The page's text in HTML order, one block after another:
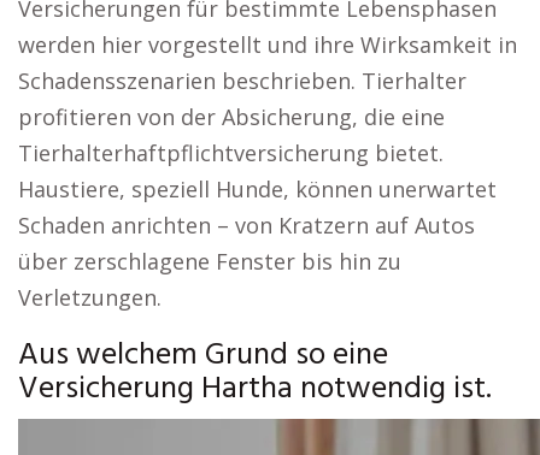
Versicherungen für bestimmte Lebensphasen
werden hier vorgestellt und ihre Wirksamkeit in
Schadensszenarien beschrieben. Tierhalter
profitieren von der Absicherung, die eine
Tierhalterhaftpflichtversicherung bietet.
Haustiere, speziell Hunde, können unerwartet
Schaden anrichten – von Kratzern auf Autos
über zerschlagene Fenster bis hin zu
Verletzungen.
Aus welchem Grund so eine
Versicherung Hartha notwendig ist.